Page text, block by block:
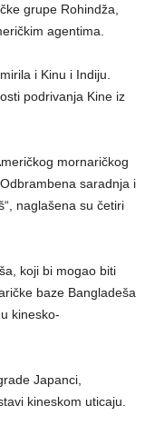
grupe Rohindža,
agentima.
i Kinu i Indiju.
podrivanja Kine iz
mornaričkog
saradnja i
naglašena su četiri
koji bi mogao biti
baze Bangladeša
kinesko-
Japanci,
kineskom uticaju.